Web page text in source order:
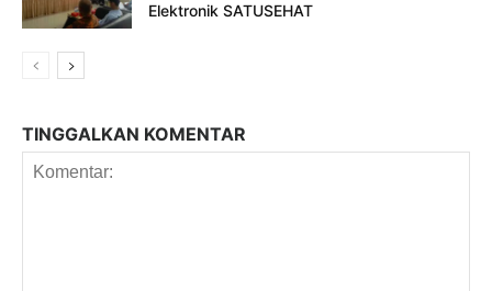
Elektronik SATUSEHAT
TINGGALKAN KOMENTAR